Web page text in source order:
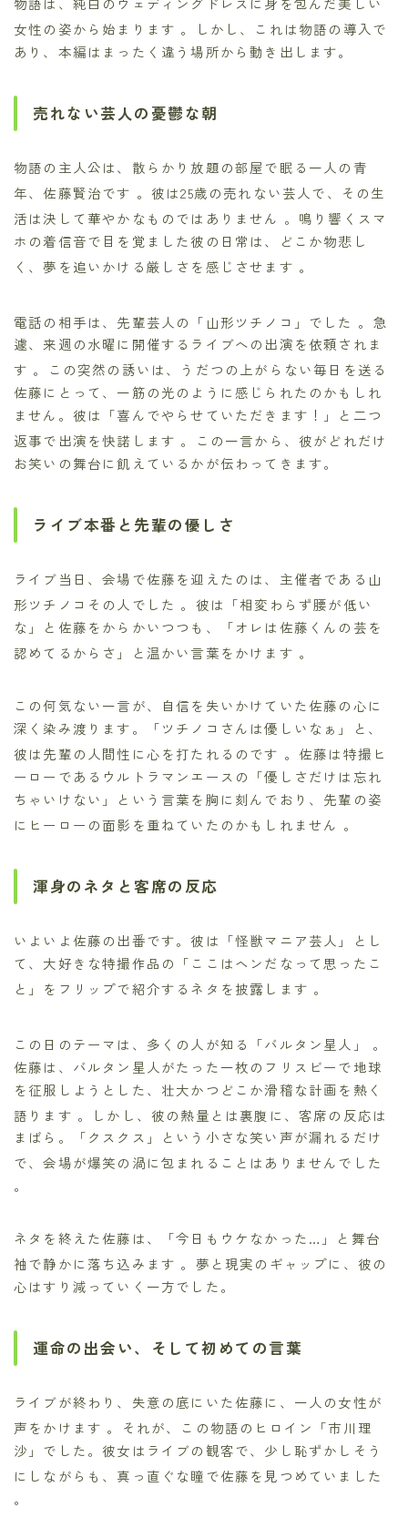
女性の姿から始まります 。しかし、これは物語の導入で
あり、本編はまったく違う場所から動き出します。
売れない芸人の憂鬱な朝
物語の主人公は、散らかり放題の部屋で眠る一人の青
年、佐藤賢治です 。彼は25歳の売れない芸人で、その生
活は決して華やかなものではありません 。鳴り響くスマ
ホの着信音で目を覚ました彼の日常は、どこか物悲し
く、夢を追いかける厳しさを感じさせます 。
電話の相手は、先輩芸人の「山形ツチノコ」でした 。急
遽、来週の水曜に開催するライブへの出演を依頼されま
す 。この突然の誘いは、うだつの上がらない毎日を送る
佐藤にとって、一筋の光のように感じられたのかもしれ
ません。彼は「喜んでやらせていただきます！」と二つ
返事で出演を快諾します 。この一言から、彼がどれだけ
お笑いの舞台に飢えているかが伝わってきます。
ライブ本番と先輩の優しさ
ライブ当日、会場で佐藤を迎えたのは、主催者である山
形ツチノコその人でした 。彼は「相変わらず腰が低い
な」と佐藤をからかいつつも、「オレは佐藤くんの芸を
認めてるからさ」と温かい言葉をかけます 。
この何気ない一言が、自信を失いかけていた佐藤の心に
深く染み渡ります。「ツチノコさんは優しいなぁ」と、
彼は先輩の人間性に心を打たれるのです 。佐藤は特撮ヒ
ーローであるウルトラマンエースの「優しさだけは忘れ
ちゃいけない」という言葉を胸に刻んでおり、先輩の姿
にヒーローの面影を重ねていたのかもしれません 。
渾身のネタと客席の反応
いよいよ佐藤の出番です。彼は「怪獣マニア芸人」とし
て、大好きな特撮作品の「ここはヘンだなって思ったこ
と」をフリップで紹介するネタを披露します 。
この日のテーマは、多くの人が知る「バルタン星人」 。
佐藤は、バルタン星人がたった一枚のフリスビーで地球
を征服しようとした、壮大かつどこか滑稽な計画を熱く
語ります 。しかし、彼の熱量とは裏腹に、客席の反応は
まばら。「クスクス」という小さな笑い声が漏れるだけ
で、会場が爆笑の渦に包まれることはありませんでした
。
ネタを終えた佐藤は、「今日もウケなかった…」と舞台
袖で静かに落ち込みます 。夢と現実のギャップに、彼の
心はすり減っていく一方でした。
運命の出会い、そして初めての言葉
ライブが終わり、失意の底にいた佐藤に、一人の女性が
声をかけます 。それが、この物語のヒロイン「市川理
沙」でした。彼女はライブの観客で、少し恥ずかしそう
にしながらも、真っ直ぐな瞳で佐藤を見つめていました
。